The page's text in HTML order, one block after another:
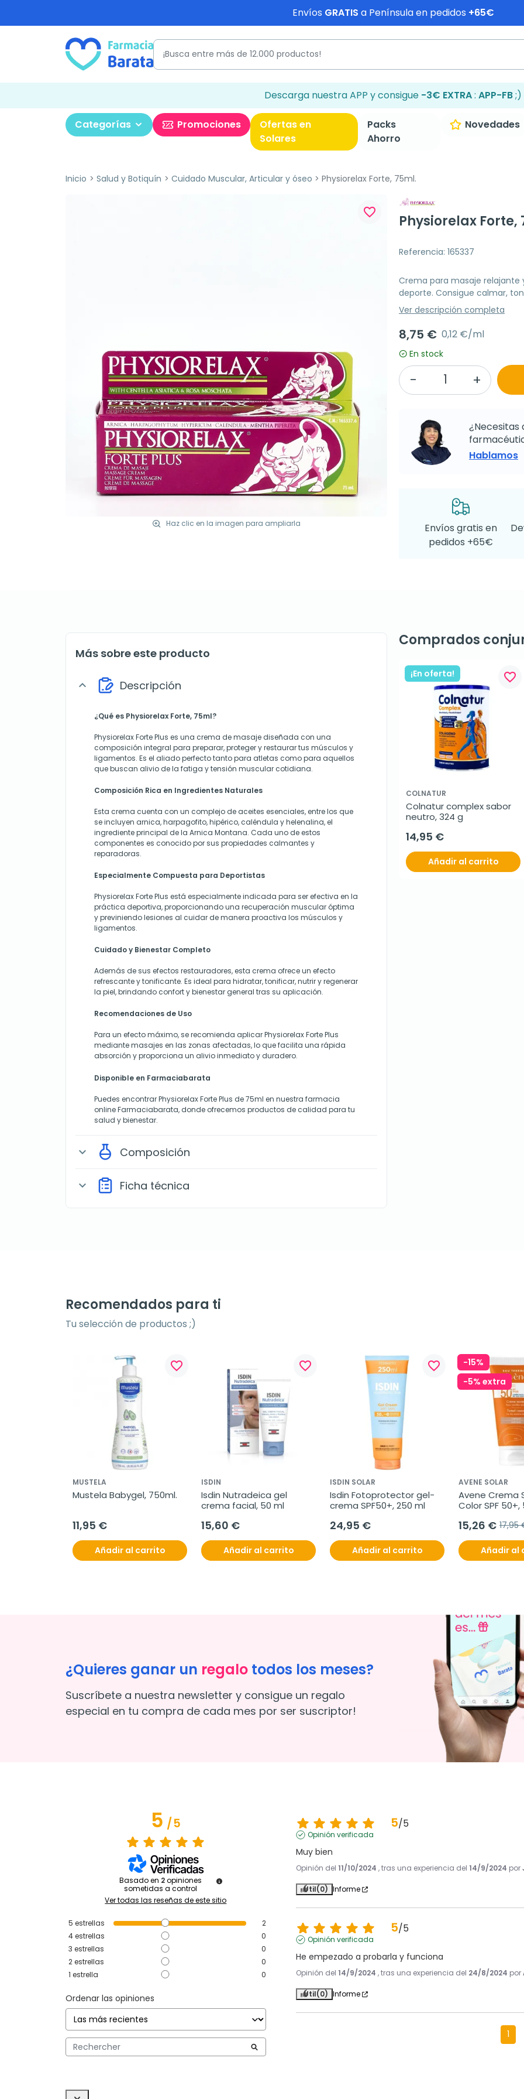
Envíos GRATIS a Península en pedidos +65€
Descarga nuestra APP y consigue -3€ EXTRA: APP-FB;)
Categorías Promociones
Ofertas en
Solares
Packs
Ahorro
Novedades
Inicio Salud y Botiquín Cuidado Muscular, Articular y óseo Physiorelax Forte, 75ml.
Haz clic en la imagen para ampliarla
favorite_border
Physiorelax Forte,
Referencia: 165337
Crema para masaje
deporte. Consigue calmar,
Ver descripción completa
8,75 € 0,12 €/ml
En stock
¿Necesitas
Hablamos
Envíos gratis en
pedidos +65€
Más sobre este producto
expand_more Descripción
¿Qué es Physiorelax Forte, 75ml?
Physiorelax Forte Plus es una crema de masaje diseñada con una
composición integral para preparar, proteger y restaurar tus músculos y
ligamentos. Es el aliado perfecto tanto para atletas como para aquellos
que buscan alivio de la fatiga y tensión muscular cotidiana.
Composición Rica en Ingredientes Naturales
Esta crema cuenta con un complejo de aceites esenciales, entre los que
se incluyen arnica, harpagofito, hipérico, caléndula y helenalina, el
ingrediente principal de la Arnica Montana. Cada uno de estos
componentes es conocido por sus propiedades calmantes y
reparadoras.
Especialmente Compuesta para Deportistas
Physiorelax Forte Plus está especialmente indicada para ser efectiva en la
práctica deportiva, proporcionando una recuperación muscular óptima
y previniendo lesiones al cuidar de manera proactiva los músculos y
ligamentos.
Cuidado y Bienestar Completo
Además de sus efectos restauradores, esta crema ofrece un efecto
refrescante y tonificante. Es ideal para hidratar, tonificar, nutrir y regenerar
la piel, brindando confort y bienestar general tras su aplicación.
Recomendaciones de Uso
Para un efecto máximo, se recomienda aplicar Physiorelax Forte Plus
mediante masajes en las zonas afectadas, lo que facilita una rápida
absorción y proporciona un alivio inmediato y duradero.
Disponible en Farmaciabarata
Puedes encontrar Physiorelax Forte Plus de 75ml en nuestra farmacia
online Farmaciabarata, donde ofrecemos productos de calidad para tu
salud y bienestar.
expand_more Composición
expand_more Ficha técnica
Comprados
¡En oferta! favorite_border
COLNATUR
Colnatur complex sabor
neutro, 324 g
14,95 €
Añadir al carrito
Recomendados para ti
Tu selección de productos ;)
favorite_border
MUSTELA
Mustela Babygel, 750ml.
11,95 €
Añadir al carrito
favorite_border
ISDIN
Isdin Nutradeica gel
crema facial, 50 ml
15,60 €
Añadir al carrito
favorite_border
ISDIN SOLAR
Isdin Fotoprotector gel-
crema SPF50+, 250 ml
24,95 €
Añadir al carrito
-15%
-5% extra
AVENE SOLAR
Avene Crema
Color SPF 50+,
15,26 € 17,95
Añadir al
¿Quieres ganar un regalo todos los meses?
Suscríbete a nuestra newsletter y consigue un regalo
especial en tu compra de cada mes por ser suscriptor!
5/5
Basado en 2opiniones
sometidas a control
Ver todas las reseñas de este sitio
5 estrellas
2
4estrellas
0
3 estrellas
0
2estrellas
0
1 estrella 0
Ordenar las opiniones
5/5
Opinión verificada
Muy bien
Opinión del 11/10/2024 , tras una experiencia del 14/9/2024 por
Útil(0) Informe
5/5
Opinión verificada
He empezado a probarla y funciona
Opinión del 14/9/2024 , tras una experiencia del 24/8/2024 por
Útil(0) Informe
1